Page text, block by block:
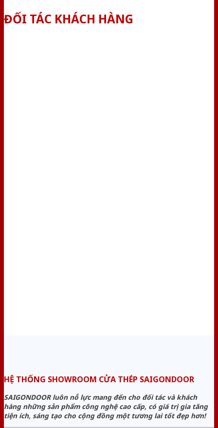
ĐỐI TÁC KHÁCH HÀNG
HỆ THỐNG SHOWROOM CỬA THÉP SAIGONDOOR
SAIGONDOOR luôn nỗ lực mang đến cho đối tác và khách
hàng những sản phẩm công nghệ cao cấp, có giá trị gia tăng
tiện ích, sáng tạo cho cộng đồng một tương lai tốt đẹp hơn!